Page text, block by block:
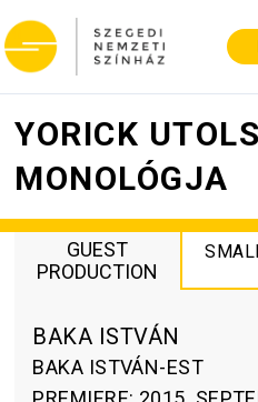
YORICK
MONOLÓGJA
GUEST
PRODUCTION
BAKA ISTVÁN
BAKA ISTVÁN-EST